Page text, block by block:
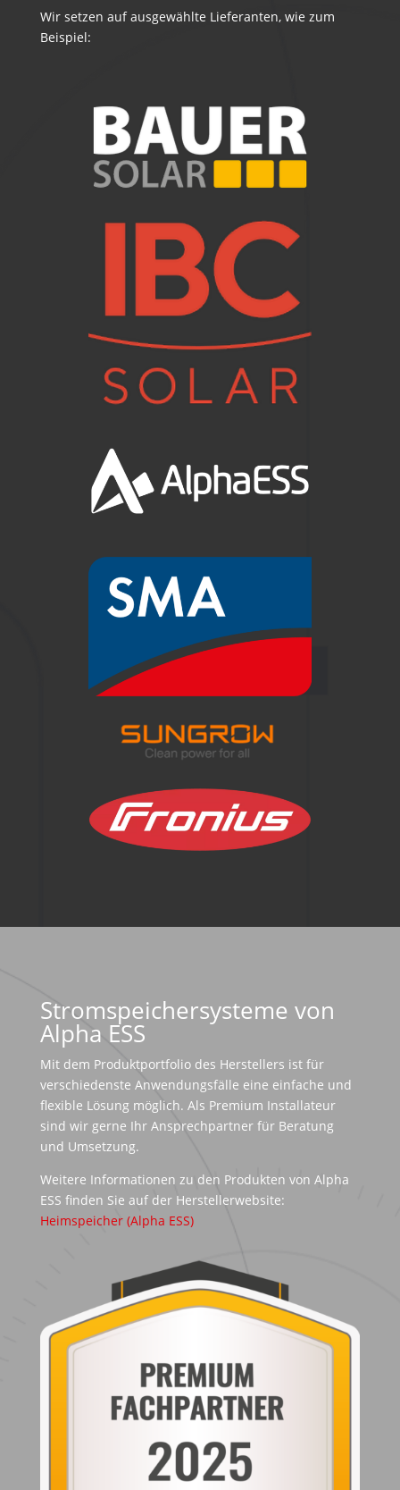
Wir setzen auf ausgewählte Lieferanten, wie zum
Beispiel:
Stromspeichersysteme von
Alpha ESS
Mit dem Produktportfolio des Herstellers ist für
verschiedenste Anwendungsfälle eine einfache und
flexible Lösung möglich. Als Premium Installateur
sind wir gerne Ihr Ansprechpartner für Beratung
und Umsetzung.
Weitere Informationen zu den Produkten von Alpha
ESS finden Sie auf der Herstellerwebsite:
Heimspeicher (Alpha ESS)